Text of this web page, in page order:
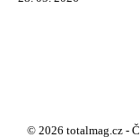
© 2026 totalmag.cz -